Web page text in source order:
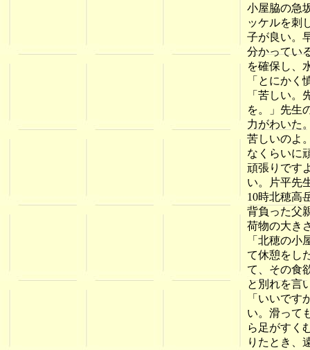
小屋脇の急
ッケルを刺
子が良い。
分かってい
を確保し、
「とにかく
「苦しい
を。」先生
力がわいた
苦しいのよ
なくらいに
頑張りです
い。片平先
10時北穂高
背負った父
荷物の大き
「北穂の
て休憩をし
て、その食
と別れを言
「いいで
い。滑って
ら足がすく
りたとき、